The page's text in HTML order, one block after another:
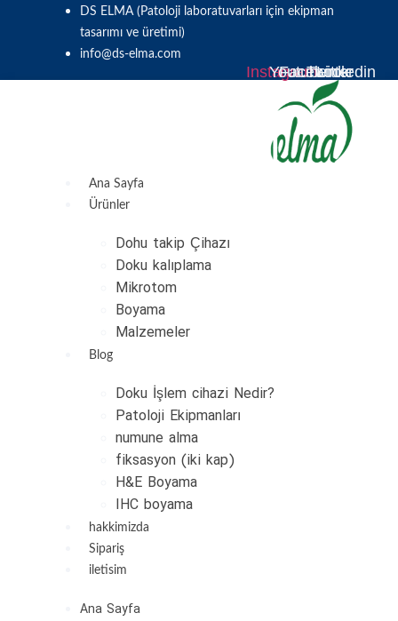
DS ELMA (Patoloji laboratuvarları için ekipman
tasarımı ve üretimi)
info@ds-elma.com
Instagram
Youtube
Facebook
Twitter
Linkedin
Ana Sayfa
Ürünler
Dohu takip Çihazı
Doku kalıplama
Mikrotom
Boyama
Malzemeler
Blog
Doku İşlem cihazi Nedir?
Patoloji Ekipmanları
numune alma
fiksasyon (iki kap)
H&E Boyama
IHC boyama
hakkimizda
Sipariş
iletisim
Ana Sayfa